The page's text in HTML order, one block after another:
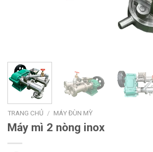
TRANG CHỦ / MÁY ĐÙN MỲ
Máy mì 2 nòng inox